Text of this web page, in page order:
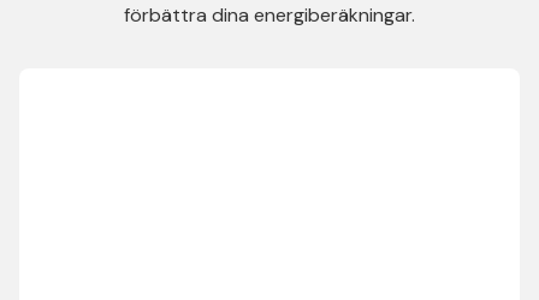
förbättra dina energiberäkningar.